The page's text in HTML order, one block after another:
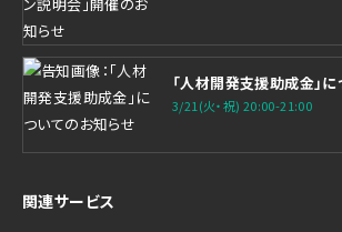
「人材開発支援助成金」
3/21(火・祝) 20:00-21:00
関連サービス